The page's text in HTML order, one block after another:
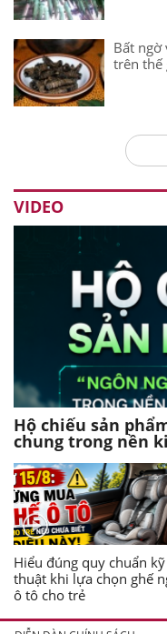
Bất ngờ
trên thế
VIDEO
Hộ chiếu sản
chung trong nền
Hiểu đúng quy chuẩn kỹ
thuật khi lựa chọn ghế
ô tô cho trẻ